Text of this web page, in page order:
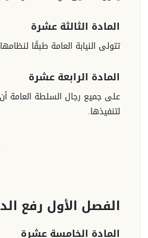
المادة الثالثة عشرة
تتولى النيابة العامة طبقًا
المادة الرابعة عشرة
على جميع رجال السلطة العامة أن
لتنفيذها.
الفصل الأول رفع
المادة الخامسة عشرة